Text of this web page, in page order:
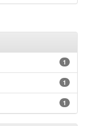
1
1
1